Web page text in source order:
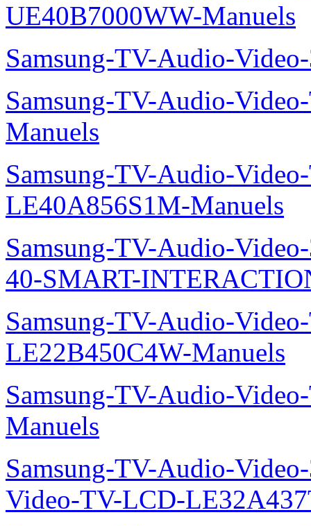
UE40B7000WW-Manuels
Samsung-TV-Audio-
Samsung-TV-Audio-
Manuels
Samsung-TV-Audio-
LE40A856S1M-Manuels
Samsung-TV-Audio-
40-SMART-
Samsung-TV-Audio-
LE22B450C4W-Manuels
Samsung-TV-Audio-
Manuels
Samsung-TV-Audio-
Video-TV-LCD-